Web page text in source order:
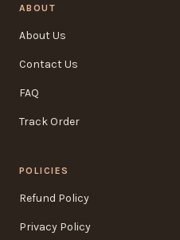
ABOUT
About Us
Contact Us
FAQ
Track Order
POLICIES
Refund Policy
Privacy Policy